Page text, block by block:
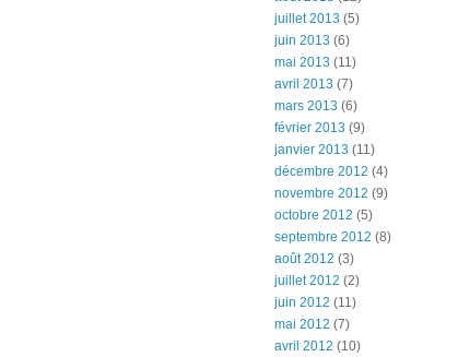
juillet 2013 (5)
juin 2013 (6)
mai 2013 (11)
avril 2013 (7)
mars 2013 (6)
février 2013 (9)
janvier 2013 (11)
décembre 2012 (4)
novembre 2012 (9)
octobre 2012 (5)
septembre 2012 (8)
août 2012 (3)
juillet 2012 (2)
juin 2012 (11)
mai 2012 (7)
avril 2012 (10)